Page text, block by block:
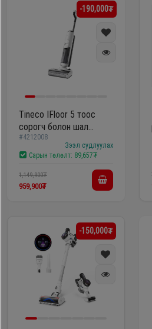
-190,000₮
Tineco IFloor 5 тоос
сорогч болон шал
угаагч
#4212008
Зээл судлуулах
Сарын төлөлт: 89,657₮
1,149,900₮
959,900₮
-150,000₮